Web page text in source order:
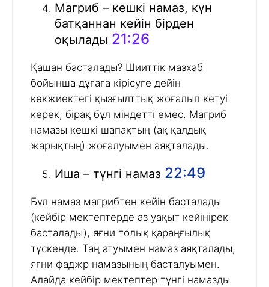
Магриб – кешкі намаз, күн
батқаннан кейін бірден
оқылады 21:26
Қашан басталады? Шииттік мазхаб
бойынша дұғаға кірісуге дейін
көкжиектегі қызғылттық жоғалып кетуі
керек, бірақ бұл міндетті емес. Магриб
намазы кешкі шапақтың (ақ қалдық
жарықтың) жоғалуымен аяқталады.
Иша – түнгі намаз 22:49
Бұл намаз магрибтен кейін басталады
(кейбір мектептерде аз уақыт кейінірек
басталады), яғни толық қараңғылық
түскенде. Таң атуымен намаз аяқталады,
яғни фаджр намазының басталуымен.
Алайда кейбір мектептер түнгі намазды